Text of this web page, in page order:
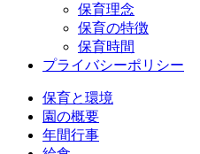
保育理念
保育の特徴
保育時間
プライバシーポリシー
保育と環境
園の概要
年間行事